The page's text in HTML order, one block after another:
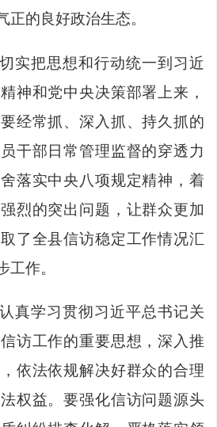
正的良好政治生态。
实把思想和行动统一到习近
神和党中央决策部署上来，
经常抓、深入抓、持久抓的
干部日常管理监督的穿透力
落实中央八项规定精神，着
烈的突出问题，让群众更加
了全县信访稳定工作情况汇
工作。
真学习贯彻习近平总书记关
访工作的重要思想，深入推
依法依规解决好群众的合理
权益。要强化信访问题源头